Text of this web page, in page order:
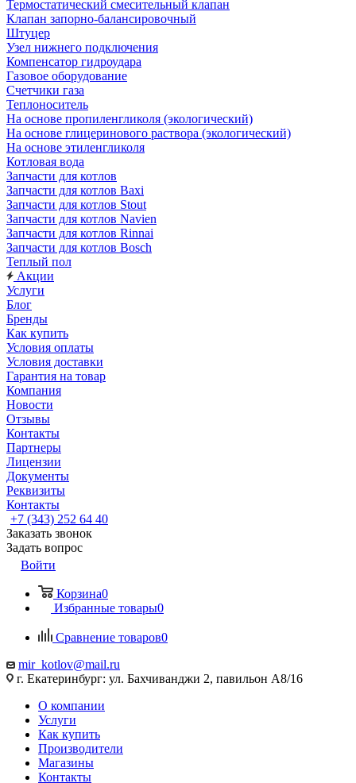
Термостатический смесительный клапан
Клапан запорно-балансировочный
Штуцер
Узел нижнего подключения
Компенсатор гидроудара
Газовое оборудование
Счетчики газа
Теплоноситель
На основе пропиленгликоля (экологический)
На основе глицеринового раствора (экологический)
На основе этиленгликоля
Котловая вода
Запчасти для котлов
Запчасти для котлов Baxi
Запчасти для котлов Stout
Запчасти для котлов Navien
Запчасти для котлов Rinnai
Запчасти для котлов Bosch
Теплый пол
Акции
Услуги
Блог
Бренды
Как купить
Условия оплаты
Условия доставки
Гарантия на товар
Компания
Новости
Отзывы
Контакты
Партнеры
Лицензии
Документы
Реквизиты
Контакты
+7 (343) 252 64 40
Заказать звонок
Задать вопрос
Войти
Корзина0
Избранные товары0
Сравнение товаров0
mir_kotlov@mail.ru
г. Екатеринбург: ул. Бахчиванджи 2, павильон А8/16
О компании
Услуги
Как купить
Производители
Магазины
Контакты